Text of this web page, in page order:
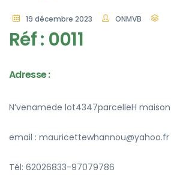
19 décembre 2023 ONMVB
Réf : 0011
Adresse :
N’venamede lot4347parcelleH maison
email : mauricettewhannou@yahoo.fr
Tél: 62026833-97079786